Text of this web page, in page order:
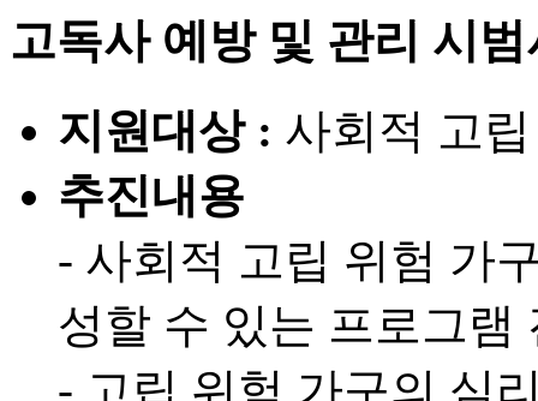
고독사 예방 및 관리 시
지원대상 : 사회적 고
추진내용
- 사회적 고립 위험 가
성할 수 있는 프로그램
- 고립 위험 가구의 심